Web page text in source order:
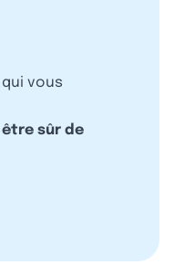
vous
être sûr de